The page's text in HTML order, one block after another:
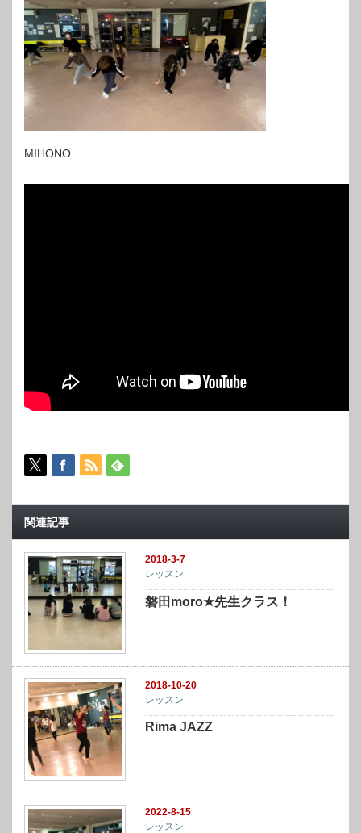
MIHONO
関連記事
2018-3-7
レッスン
磐田moro★先生クラス！
2018-10-20
レッスン
Rima JAZZ
2022-8-15
レッスン